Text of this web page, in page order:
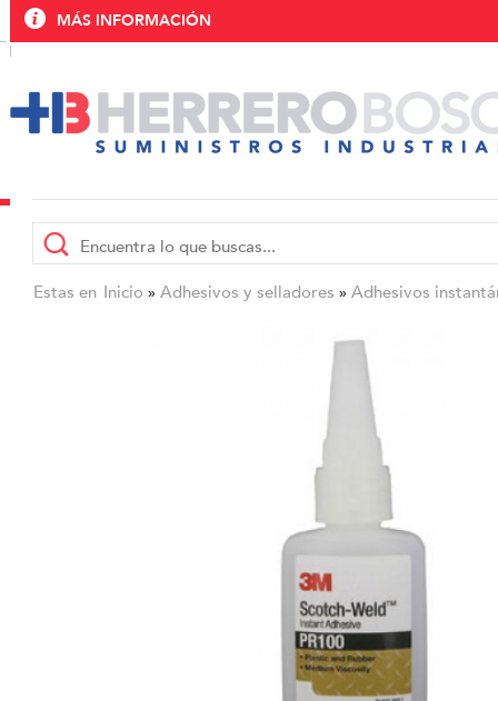
MÁS INFORMACIÓN
Estas en Inicio » Adhesivos y selladores » Adhesivos